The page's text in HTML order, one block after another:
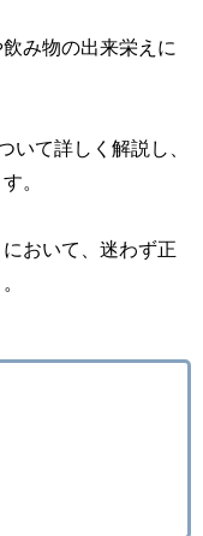
み物の出来栄えに
いて詳しく解説し、
。
おいて、迷わず正